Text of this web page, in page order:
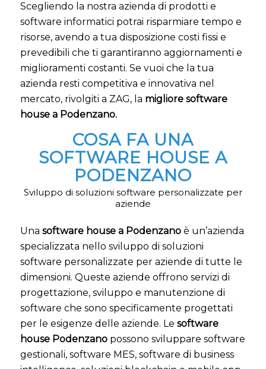
Scegliendo la nostra azienda di prodotti e
software informatici potrai risparmiare tempo e
risorse, avendo a tua disposizione costi fissi e
prevedibili che ti garantiranno aggiornamenti e
miglioramenti costanti. Se vuoi che la tua
azienda resti competitiva e innovativa nel
mercato, rivolgiti a ZAG, la migliore software
house a Podenzano.
COSA FA UNA
SOFTWARE HOUSE A
PODENZANO
Sviluppo di soluzioni software personalizzate per
aziende
Una software house a Podenzano è un’azienda
specializzata nello sviluppo di soluzioni
software personalizzate per aziende di tutte le
dimensioni. Queste aziende offrono servizi di
progettazione, sviluppo e manutenzione di
software che sono specificamente progettati
per le esigenze delle aziende. Le software
house Podenzanopossono sviluppare software
gestionali, software MES, software di business